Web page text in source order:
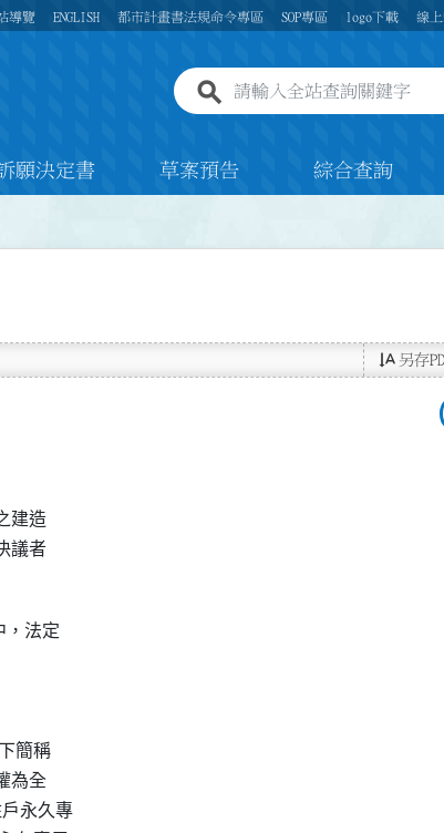
導覽 ENGLISH 都市計畫書法規命令專區 SOP專區 logo下載 線
全站查詢關鍵字欄位
願決定書 草案預告 綜合查詢
text_rotate_vertical 另存
建造
議者
，法定
簡稱
為全
戶永久專